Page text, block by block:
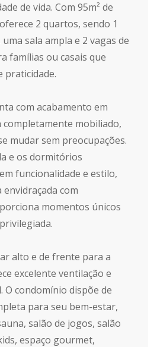
de vida. Com 95m² de
2 quartos, sendo 1
sala ampla e 2 vagas de
famílias ou casais que
praticidade.
com acabamento em
mobiliado,
mudar sem preocupações.
e os dormitórios
funcionalidade e estilo,
com
momentos únicos
alto e de frente para a
excelente ventilação e
O condomínio dispõe de
para seu bem-estar,
salão de jogos, salão
espaço gourmet,